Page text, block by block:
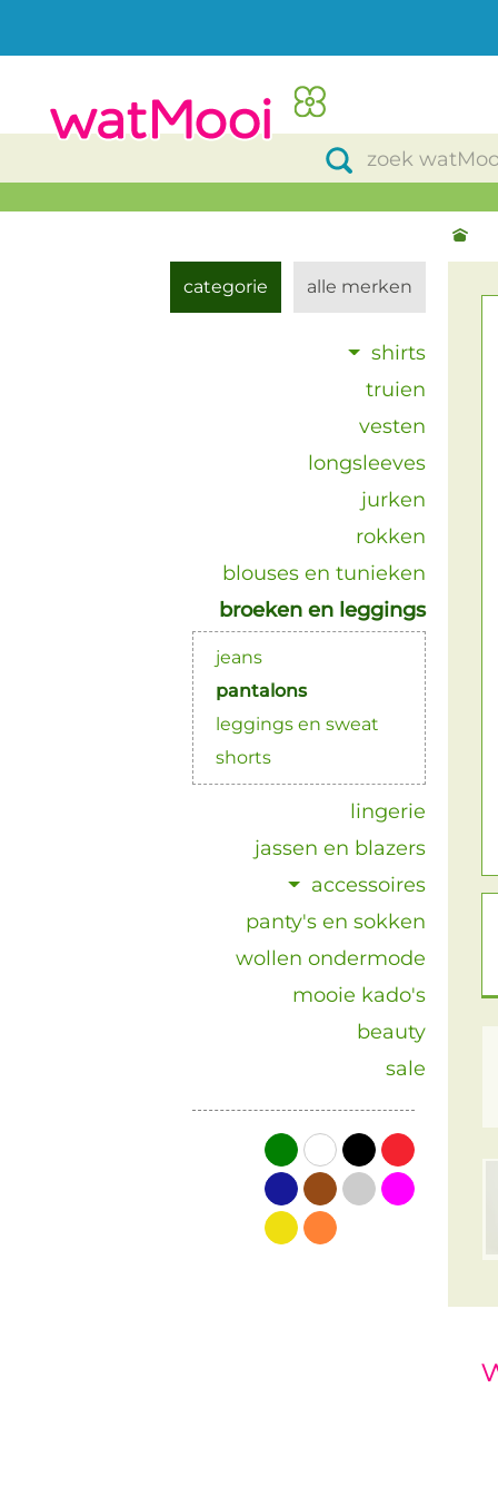
categorie
shirts
truien
vesten
longsleeves
jurken
rokken
blouses en tunieken
broeken en leggings
jeans
pantalons
leggings en sweat
shorts
lingerie
jassen en blazers
accessoires
panty's en sokken
wollen ondermode
mooie kado's
beauty
sale
groenwit zwartrood
blauwbruingrijsroze
geeloranje
alle merken